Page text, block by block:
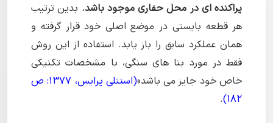
پراکنده ای در محل حفاری موجود باشد. بدین ترتیب
هر قطعه بایستی در موضع اصلی خود قرار گرفته و
همان عملکرد سابق را باز یابد. استفاده از این روش
فقط در مورد بنا های سنگی، با مشخصات تکنیکی
خاص خود جایز می باشد»
(استنلی پرایس، 1377: ص
182)
.